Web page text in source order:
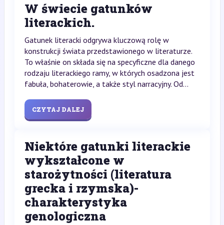
W świecie gatunków
literackich.
Gatunek literacki odgrywa kluczową rolę w
konstrukcji świata przedstawionego w literaturze.
To właśnie on składa się na specyficzne dla danego
rodzaju literackiego ramy, w których osadzona jest
fabuła, bohaterowie, a także styl narracyjny. Od...
CZYTAJ DALEJ
Niektóre gatunki literackie
wykształcone w
starożytności (literatura
grecka i rzymska)-
charakterystyka
genologiczna